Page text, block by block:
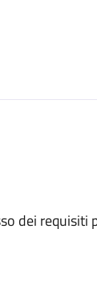
dei requisiti